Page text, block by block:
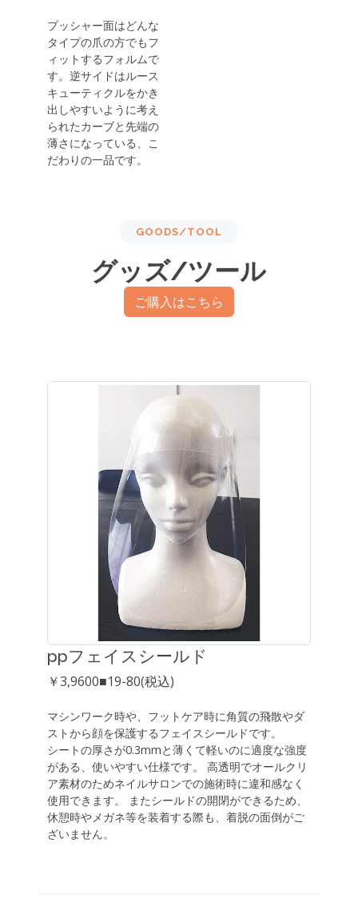
プッシャー面はどんな
タイプの爪の方でもフ
ィットするフォルムで
す。逆サイドはルース
キューティクルをかき
出しやすいように考え
られたカーブと先端の
薄さになっている、こ
だわりの一品です。
GOODS/TOOL
グッズ/ツール
ご購入はこちら
ppフェイスシールド
￥3,9600■19-80(税込)
マシンワーク時や、フットケア時に角質の飛散やダ
ストから顔を保護するフェイスシールドです。
シートの厚さが0.3mmと薄くて軽いのに適度な強度
がある、使いやすい仕様です。 高透明でオールクリ
ア素材のためネイルサロンでの施術時に違和感なく
使用できます。 またシールドの開閉ができるため、
休憩時やメガネ等を装着する際も、着脱の面倒がご
ざいません。